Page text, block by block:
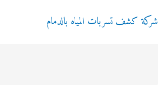
شركة كشف تسربات المياه بالدمام